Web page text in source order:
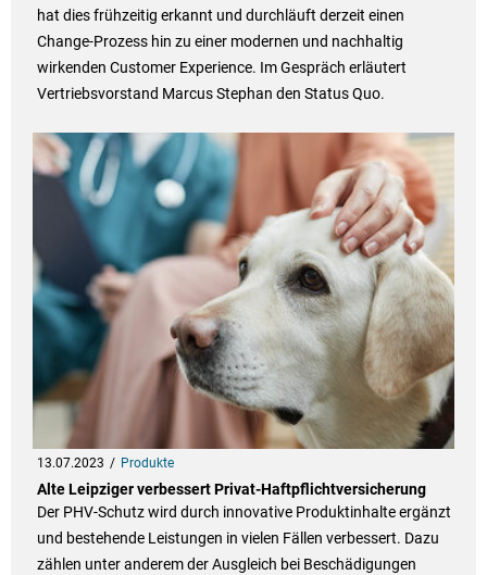
hat dies frühzeitig erkannt und durchläuft derzeit einen
Change-Prozess hin zu einer modernen und nachhaltig
wirkenden Customer Experience. Im Gespräch erläutert
Vertriebsvorstand Marcus Stephan den Status Quo.
13.07.2023 Produkte
Alte Leipziger verbessert Privat-Haftpflichtversicherung
Der PHV-Schutz wird durch innovative Produktinhalte ergänzt
und bestehende Leistungen in vielen Fällen verbessert. Dazu
zählen unter anderem der Ausgleich bei Beschädigungen